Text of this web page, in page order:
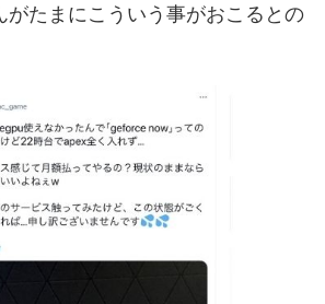
がたまにこういう事がおこるとの